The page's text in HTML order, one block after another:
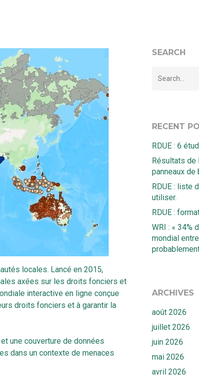
locales. Lancé en 2015,
axées sur les droits fonciers et
interactive en ligne conçue
droits fonciers et à garantir la
une couverture de données
dans un contexte de menaces
SEARCH
RECENT
RDUE : 6
Résultats de
panneaux de
RDUE : liste
utiliser.
RDUE :
WRI : « 34%
mondial
ARCHIVES
août 2026
juillet 2026
juin 2026
mai 2026
avril 2026